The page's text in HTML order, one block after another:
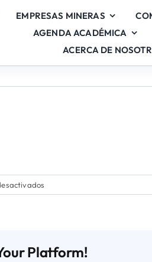
EMPRESAS MINERAS
AGENDA ACADÉMICA
ACERCA DE
Stand
Platform!